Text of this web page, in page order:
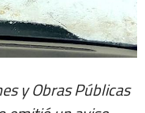
y Obras Públicas